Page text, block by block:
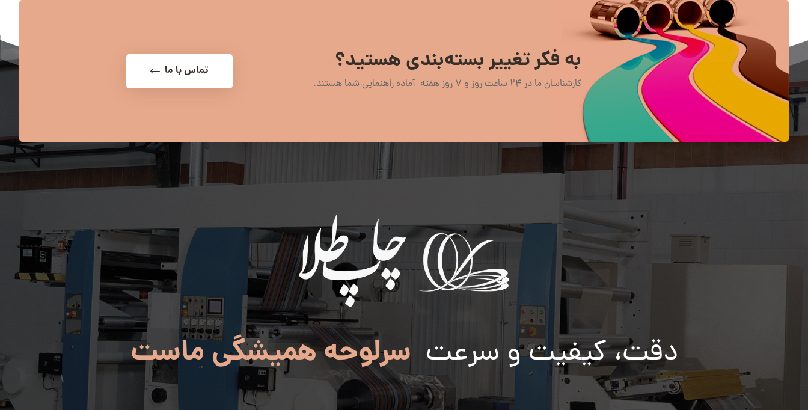
به فکر تغییر بسته‌بندی هستید؟
کارشناسان ما در 24 ساعت روز و 7 روز هفته آماده راهنمایی شما هستند.
تماس با ما
دقت، کیفیت و سرعت سرلوحه همیشگی ماست